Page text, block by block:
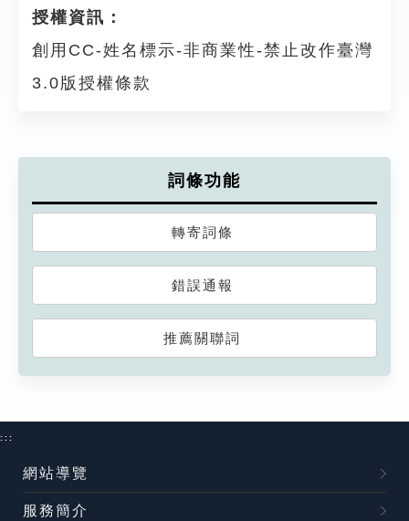
授權資訊：
創用CC-姓名標示-非商業性-禁止改作臺灣
3.0版授權條款
詞條功能
轉寄詞條
錯誤通報
推薦關聯詞
:::
網站導覽
服務簡介